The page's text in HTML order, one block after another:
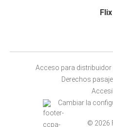
Acceso para distribuidor
Derechos
Cambiar la
© 2026